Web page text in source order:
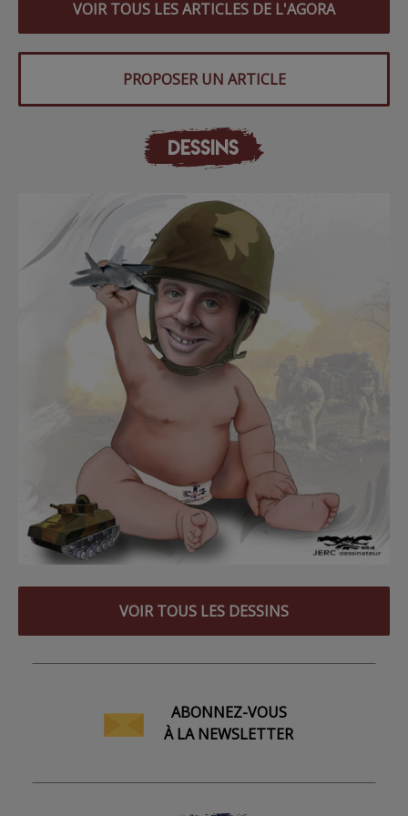
VOIR TOUS LES ARTICLES DE L'AGORA
PROPOSER UN ARTICLE
DESSINS
VOIR TOUS LES DESSINS
ABONNEZ-VOUS
À LA NEWSLETTER